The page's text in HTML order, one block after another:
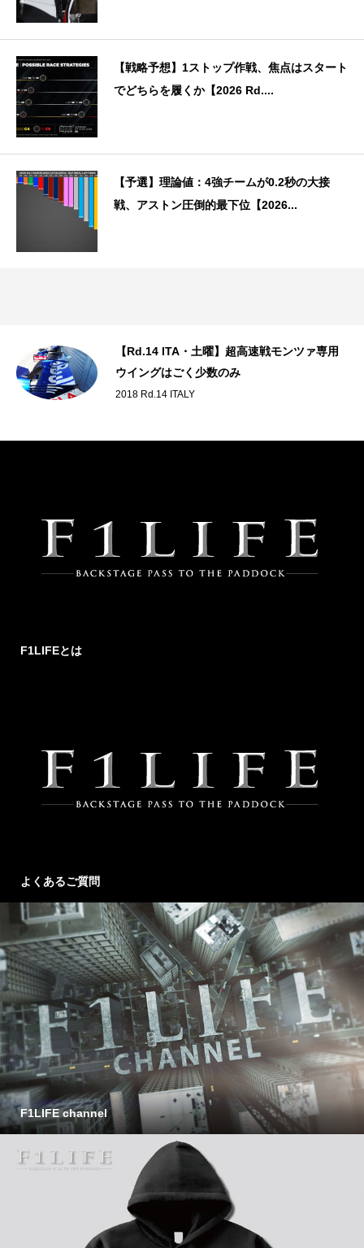
【戦略予想】1ストップ作戦、焦点はスタート
でどちらを履くか【2026 Rd....
【予選】理論値：4強チームが0.2秒の大接
戦、アストン圧倒的最下位【2026...
【Rd.14 ITA・土曜】超高速戦モンツァ専用
ウイングはごく少数のみ
2018 Rd.14 ITALY
F1LIFEとは
よくあるご質問
F1LIFE channel